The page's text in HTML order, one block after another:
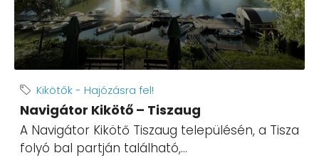
Kikötők - Hajózásra fel!
Navigátor Kikötő – Tiszaug
A Navigátor Kikötő Tiszaug településén, a Tisza
folyó bal partján található,...